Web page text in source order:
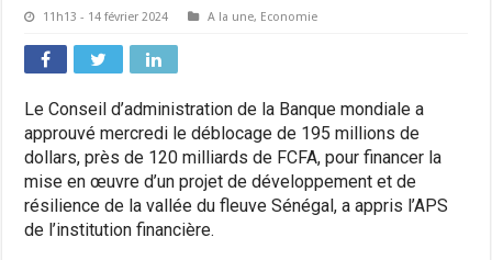
11h13 - 14 février 2024 A la une, Economie
Le Conseil d’administration de la Banque mondiale a
approuvé mercredi le déblocage de 195 millions de
dollars, près de 120 milliards de FCFA, pour financer la
mise en œuvre d’un projet de développement et de
résilience de la vallée du fleuve Sénégal, a appris l’APS
de l’institution financière.